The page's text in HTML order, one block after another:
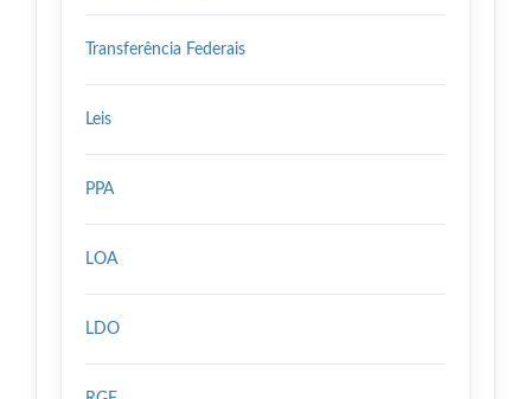
Transferência Federais
Leis
PPA
LOA
LDO